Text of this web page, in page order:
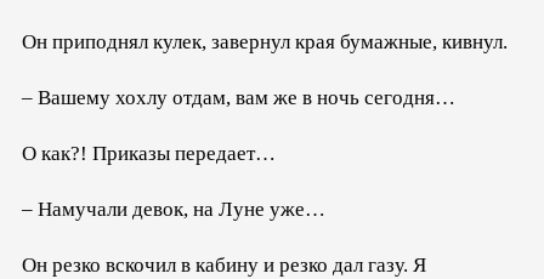
Он приподнял кулек, завернул края бумажные, кивнул.
– Вашему хохлу отдам, вам же в ночь сегодня…
О как?! Приказы передает…
– Намучали девок, на Луне уже…
Он резко вскочил в кабину и резко дал газу. Я